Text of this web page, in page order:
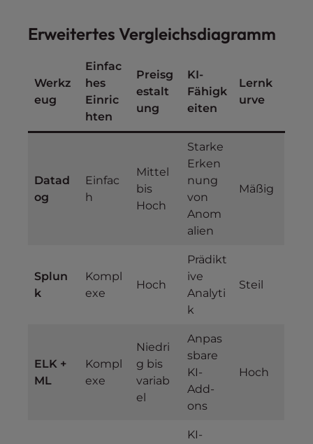
Erweitertes Vergleichsdiagramm
Werkz
eug
Einfac
hes
Einric
hten
Preisg
estalt
ung
KI-
Fähigk
eiten
Lernk
urve
Datad
og
Einfac
h
Mittel
bis
Hoch
Starke
Erken
nung
von
Anom
alien
Mäßig
Splun
k
Kompl
exe
Hoch
Prädikt
ive
Analyti
k
Steil
ELK +
ML
Kompl
exe
Niedri
g bis
variab
el
Anpas
sbare
KI-
Add-
ons
Hoch
KI-